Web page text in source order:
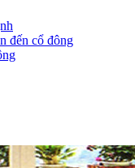
đến cổ đông